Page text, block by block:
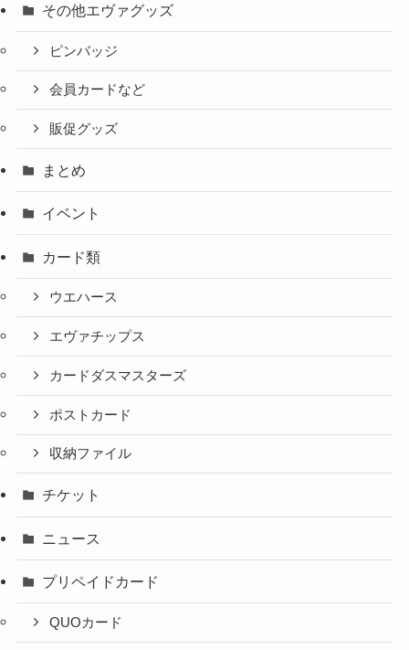
その他エヴァグッズ
ピンバッジ
会員カードなど
販促グッズ
まとめ
イベント
カード類
ウエハース
エヴァチップス
カードダスマスターズ
ポストカード
収納ファイル
チケット
ニュース
プリペイドカード
QUOカード